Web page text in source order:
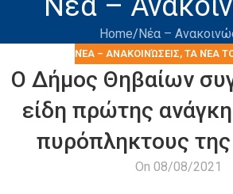
Home Νέα –
ΝΈΑ – ΑΝΑΚΟΙΝΏΣΕΙΣ, ΤΑ ΝΈΑ
Ο Δήμος Θηβαίων
είδη πρώτης
πυρόπληκτους
On 08/08/2021